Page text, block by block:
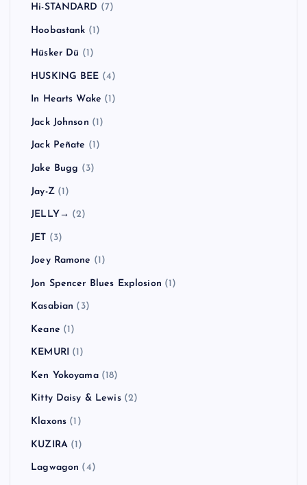
Hi-STANDARD (7)
Hoobastank (1)
Hüsker Dü (1)
HUSKING BEE (4)
In Hearts Wake (1)
Jack Johnson (1)
Jack Peñate (1)
Jake Bugg (3)
Jay-Z(1)
JELLY→ (2)
JET (3)
Joey Ramone (1)
Jon Spencer Blues Explosion (1)
Kasabian (3)
Keane (1)
KEMURI (1)
Ken Yokoyama(18)
Kitty Daisy & Lewis(2)
Klaxons (1)
KUZIRA(1)
Lagwagon (4)